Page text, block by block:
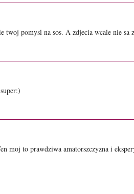
twoj pomysl na sos. A zdjecia wcale nie sa
moj to prawdziwa amatorszczyzna i